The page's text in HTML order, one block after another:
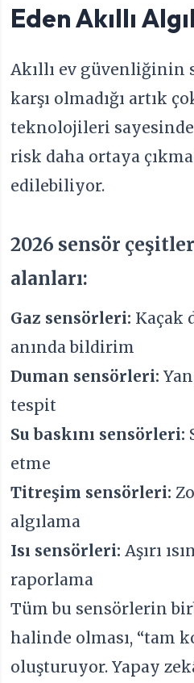
Eden Akıllı
Akıllı ev güvenliğinin
karşı olmadığı artık
teknolojileri
risk daha ortaya
edilebiliyor.
2026 sensör
alanları:
Gaz sensörleri: Kaçak
anında bildirim
Duman sensörleri:
tespit
Su baskını sensörleri:
etme
Titreşim sensörleri:
algılama
Isı sensörleri: Aşırı
raporlama
Tüm bu sensörlerin
halinde olması, “tam
oluşturuyor. Yapay